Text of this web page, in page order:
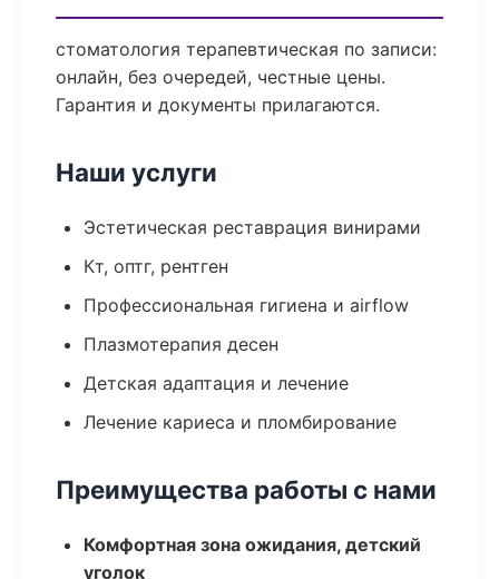
стоматология терапевтическая по записи:
онлайн, без очередей, честные цены.
Гарантия и документы прилагаются.
Наши услуги
Эстетическая реставрация винирами
Кт, оптг, рентген
Профессиональная гигиена и airflow
Плазмотерапия десен
Детская адаптация и лечение
Лечение кариеса и пломбирование
Преимущества работы с нами
Комфортная зона ожидания, детский
уголок